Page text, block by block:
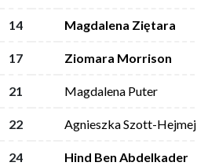
14 Magdalena Ziętara
17 Ziomara Morrison
21 Magdalena Puter
22 Agnieszka Szott-Hejmej
24 Hind Ben Abdelkader
14 Magdalena Ziętara
17 Ziomara Morrison
21 Magdalena Puter
22 Agnieszka Szott-Hejmej
24 Hind Ben Abdelkader